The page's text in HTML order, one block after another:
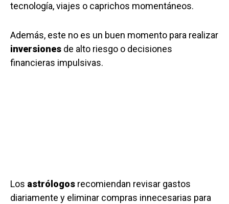
tecnología, viajes o caprichos momentáneos.
Además, este no es un buen momento para realizar
inversiones de alto riesgo o decisiones
financieras impulsivas.
Los astrólogos recomiendan revisar gastos
diariamente y eliminar compras innecesarias para